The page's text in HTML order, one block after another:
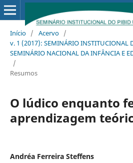
Início / Acervo /
v. 1 (2017): SEMINÁRIO INSTITUCIONAL
SEMINÁRIO NACIONAL DA INFÂNCIA E
/
Resumos
O lúdico enquanto
aprendizagem
Andréa Ferreira Steffens